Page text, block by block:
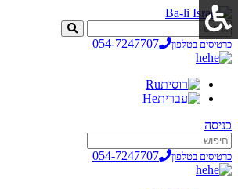
כרטיסים בטלפון
054-7247707
he
Ru
He
כניסה
כרטיסים בטלפון
054-7247707
he